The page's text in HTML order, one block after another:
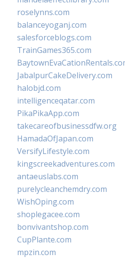
roselynns.com
balanceyoganj.com
salesforceblogs.com
TrainGames365.com
JabalpurCakeDelivery.com
halobjd.com
intelligenceqatar.com
PikaPikaApp.com
takecareofbusinessdfw.org
HamadaOfJapan.com
VersifyLifestyle.com
kingscreekadventures.com
antaeuslabs.com
purelycleanchemdry.com
WishOping.com
shoplegacee.com
bonvivantshop.com
CupPlante.com
mpzin.com